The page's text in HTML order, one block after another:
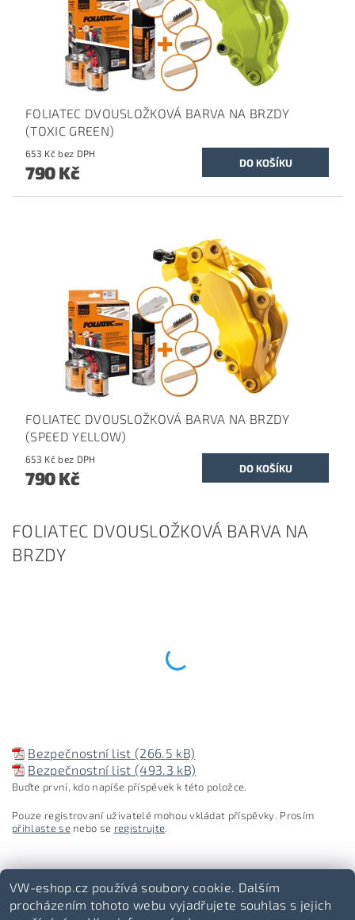
FOLIATEC DVOUSLOŽKOVÁ BARVA NA BRZDY
(TOXIC GREEN)
653 Kč bez DPH
790 Kč
FOLIATEC DVOUSLOŽKOVÁ BARVA NA BRZDY
(SPEED YELLOW)
653 Kč bez DPH
790 Kč
FOLIATEC DVOUSLOŽKOVÁ BARVA NA
BRZDY
Bezpečnostní list (266.5 kB)
Bezpečnostní list (493.3 kB)
Buďte první, kdo napíše příspěvek k této položce.
Pouze registrovaní uživatelé mohou vkládat příspěvky. Prosím
přihlaste senebo se registrujte.
VW-eshop.cz používá soubory cookie. Dalším
procházením tohoto webu vyjadřujete souhlas s jejich